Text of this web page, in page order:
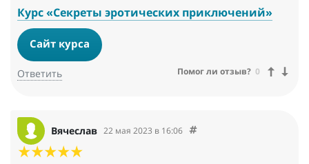
Курс «Секреты эротических приключений»
Сайт курса
Ответить Помог ли отзыв? 0
Вячеслав 22 мая 2023 в 16:06